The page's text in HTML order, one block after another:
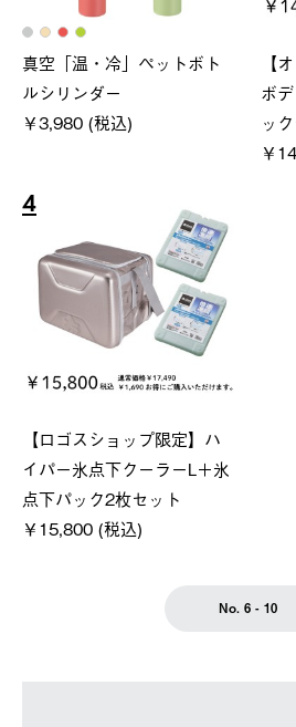
真空「温・冷」ペットボト
ルシリンダー
￥3,980 (税込)
【
ボ
ッ
￥
4
【ロゴスショップ限定】ハ
イパー氷点下クーラーL＋氷
点下パック2枚セット
￥15,800 (税込)
No. 6 - 10